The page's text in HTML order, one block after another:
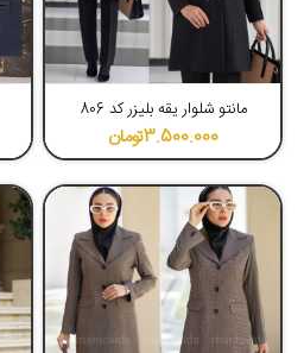
4.50
مانتو شلوار یقه بلیزر کد 806
3.500.000تومان